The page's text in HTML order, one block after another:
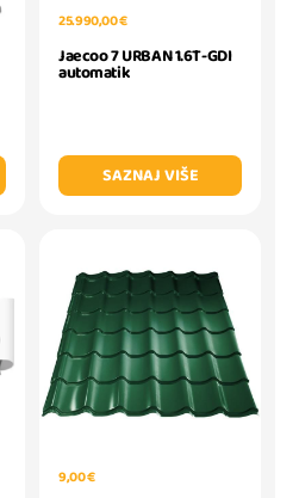
25.990,00 €
Jaecoo 7 URBAN 1.6T-GDI
automatik
SAZNAJ VIŠE
9,00 €